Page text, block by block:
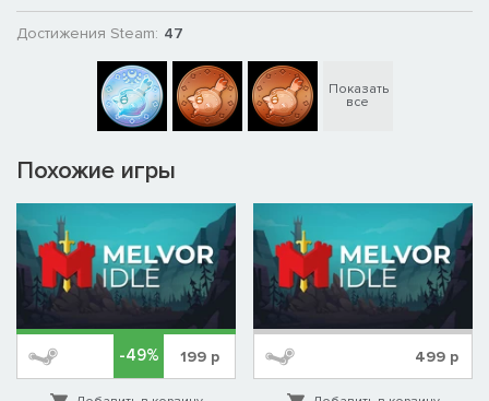
Достижения Steam: 47
Показать
все
Похожие игры
-49% 199р 499р